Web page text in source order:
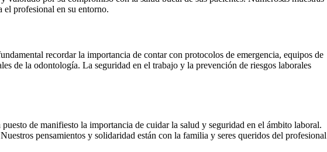
profesional en su entorno.
recordar la importancia de contar con protocolos de emergencia, equipos de
de la odontología. La seguridad en el trabajo y la prevención de riesgos laborales
de manifiesto la importancia de cuidar la salud y seguridad en el ámbito laboral.
pensamientos y solidaridad están con la familia y seres queridos del profesional